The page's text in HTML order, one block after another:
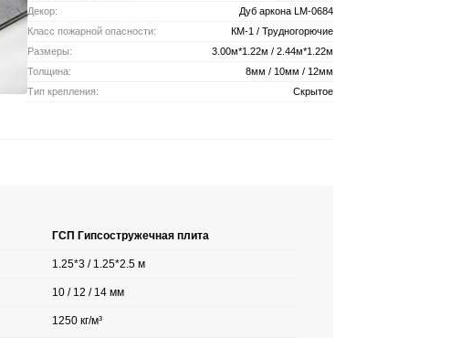
Декор:
Дуб аркона LM-0684
Класс пожарной опасности:
КМ-1 / Трудногорючие
Размеры:
3.00м*1.22м / 2.44м*1.22м
Толщина:
8мм / 10мм / 12мм
Тип крепления:
Скрытое
ГСП Гипсостружечная плита
1.25*3 / 1.25*2.5 м
10 / 12 / 14 мм
1250 кг/м³